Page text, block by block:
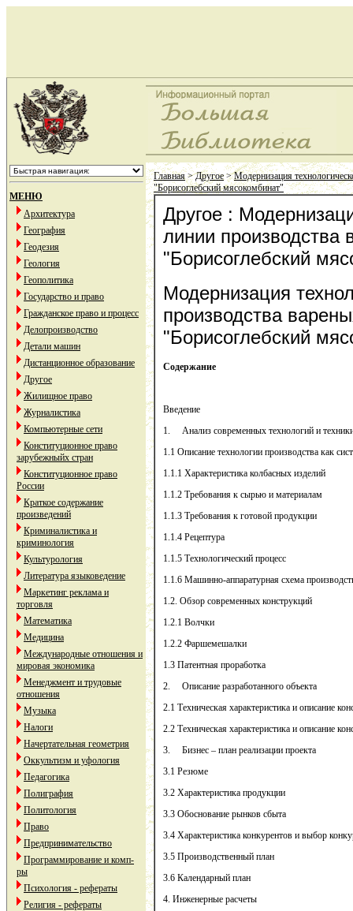
МЕНЮ
Архитектура
География
Геодезия
Геология
Геополитика
Государство и право
Гражданское право и процесс
Делопроизводство
Детали машин
Дистанционное образование
Другое
Жилищное право
Журналистика
Компьютерные сети
Конституционное право
зарубежныйх стран
Конституционное право
России
Краткое содержание
произведений
Криминалистика и
криминология
Культурология
Литература языковедение
Маркетинг реклама и
торговля
Математика
Медицина
Международные отношения и
мировая экономика
Менеджмент и трудовые
отношения
Музыка
Налоги
Начертательная геометрия
Оккультизм и уфология
Педагогика
Полиграфия
Политология
Право
Предпринимательство
Программирование и комп-
ры
Психология - рефераты
Религия - рефераты
Главная>Другое>Модернизация
"Борисоглебский мясокомбинат"
Другое :
линии
"Борисоглебский
Модернизация
производства
"Борисоглебский
Содержание
Введение
1. Анализ современных технологий и
1.1 Описание технологии производства как
1.1.1 Характеристика колбасных изделий
1.1.2 Требования к сырью и материалам
1.1.3 Требования к готовой продукции
1.1.4 Рецептура
1.1.5 Технологический процесс
1.1.6 Машинно-аппаратурная схема
1.2. Обзор современных конструкций
1.2.1 Волчки
1.2.2 Фаршемешалки
1.3 Патентная проработка
2. Описание разработанного объекта
2.1 Техническая характеристика и описание
2.2 Техническая характеристика и описание
3. Бизнес – план реализации проекта
3.1 Резюме
3.2 Характеристика продукции
3.3 Обоснование рынков сбыта
3.4 Характеристика конкурентов и выбор
3.5 Производственный план
3.6 Календарный план
4. Инженерные расчеты